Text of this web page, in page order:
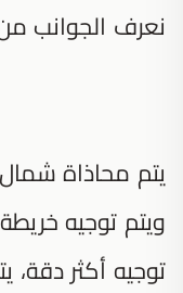
نعرف الجوانب
يتم محاذاة
ويتم توجيه
توجيه أكثر دقة،